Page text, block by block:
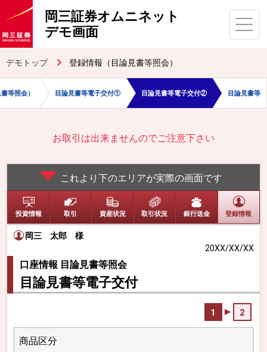
岡三証券オムニネット
デモ画面
デモトップ 登録情報（目論見書等照会）
等照会） 目論見書等電子交付① 目論見書等電子交付② 目論見書等
お取引は出来ませんのでご注意下さい
これより下のエリアが実際の画面です
投資情報 取引 資産状況 取引状況 銀行送金 登録情報
岡三 太郎
様
20XX/XX/XX
口座情報 目論見書等照会
目論見書等電子交付
1 2
商品区分